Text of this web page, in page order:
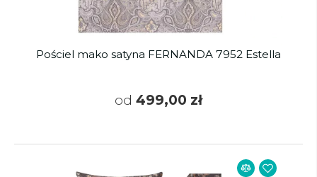
Pościel mako satyna FERNANDA 7952 Estella
od 499,00 zł